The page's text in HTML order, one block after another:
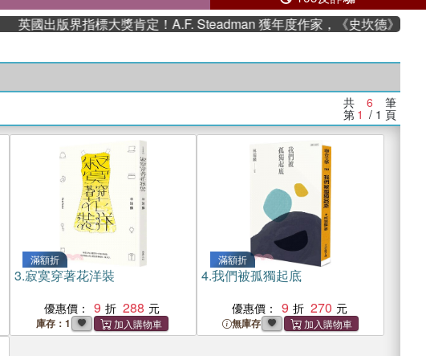
英國出版界指標大獎肯定！A.F. Steadman 獲年度作家，《史坎德》系列帶
共 6 筆
第 1 / 1 頁
滿額折
3.寂寞穿著花洋裝
優惠價： 9 288
庫存：1
滿額折
4.我們被孤獨起底
優惠價： 9 270
無庫存